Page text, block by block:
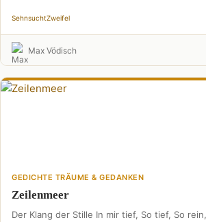
SehnsuchtZweifel
Max Vödisch
GEDICHTE TRÄUME & GEDANKEN
Zeilenmeer
Der Klang der Stille In mir tief, So tief, So